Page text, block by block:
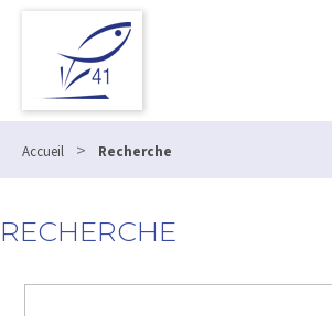
Accueil > Recherche
RECHERCHE